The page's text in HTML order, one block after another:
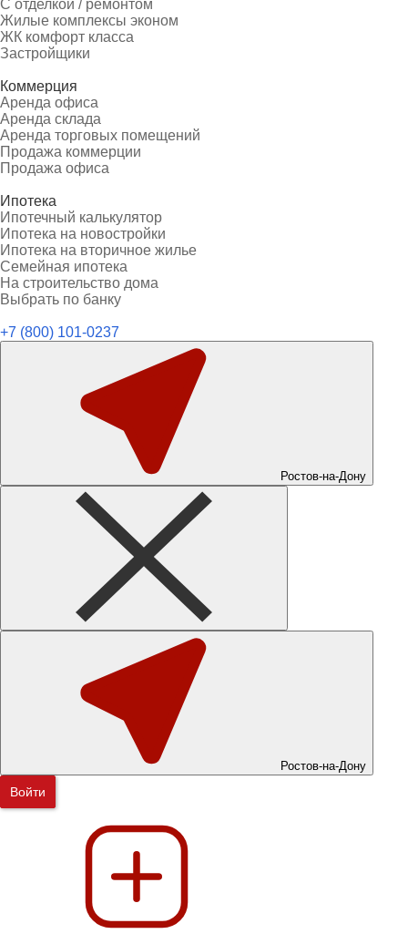
С отделкой / ремонтом
Жилые комплексы эконом
ЖК комфорт класса
Застройщики
Коммерция
Аренда офиса
Аренда склада
Аренда торговых помещений
Продажа коммерции
Продажа офиса
Ипотека
Ипотечный калькулятор
Ипотека на новостройки
Ипотека на вторичное жилье
Семейная ипотека
На строительство дома
Выбрать по банку
+7 (800) 101-0237
Ростов-на-Дону
Ростов-на-Дону
Войти